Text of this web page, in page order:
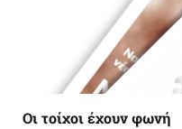
Οι τοίχοι έχουν φωνή